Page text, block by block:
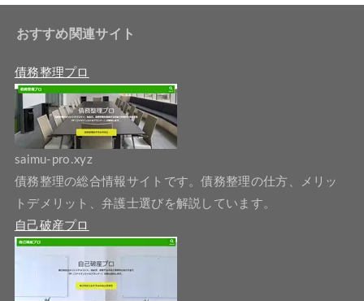
おすすめ関連サイト
債務整理プロ
saimu-pro.xyz
債務整理の総合情報サイトです。債務整理の仕方、メリッ
トデメリット、弁護士選びを解説しています。
自己破産プロ